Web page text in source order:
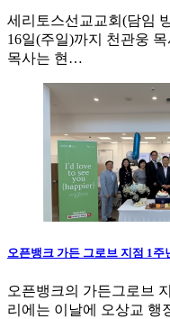
세리토스선교교회(담임
16일(주일)까지 천관웅
목사는 현…
오픈뱅크 가든 그로브 지점 1주
오픈뱅크의 가든그로브
리에는 이날에 오상교 행